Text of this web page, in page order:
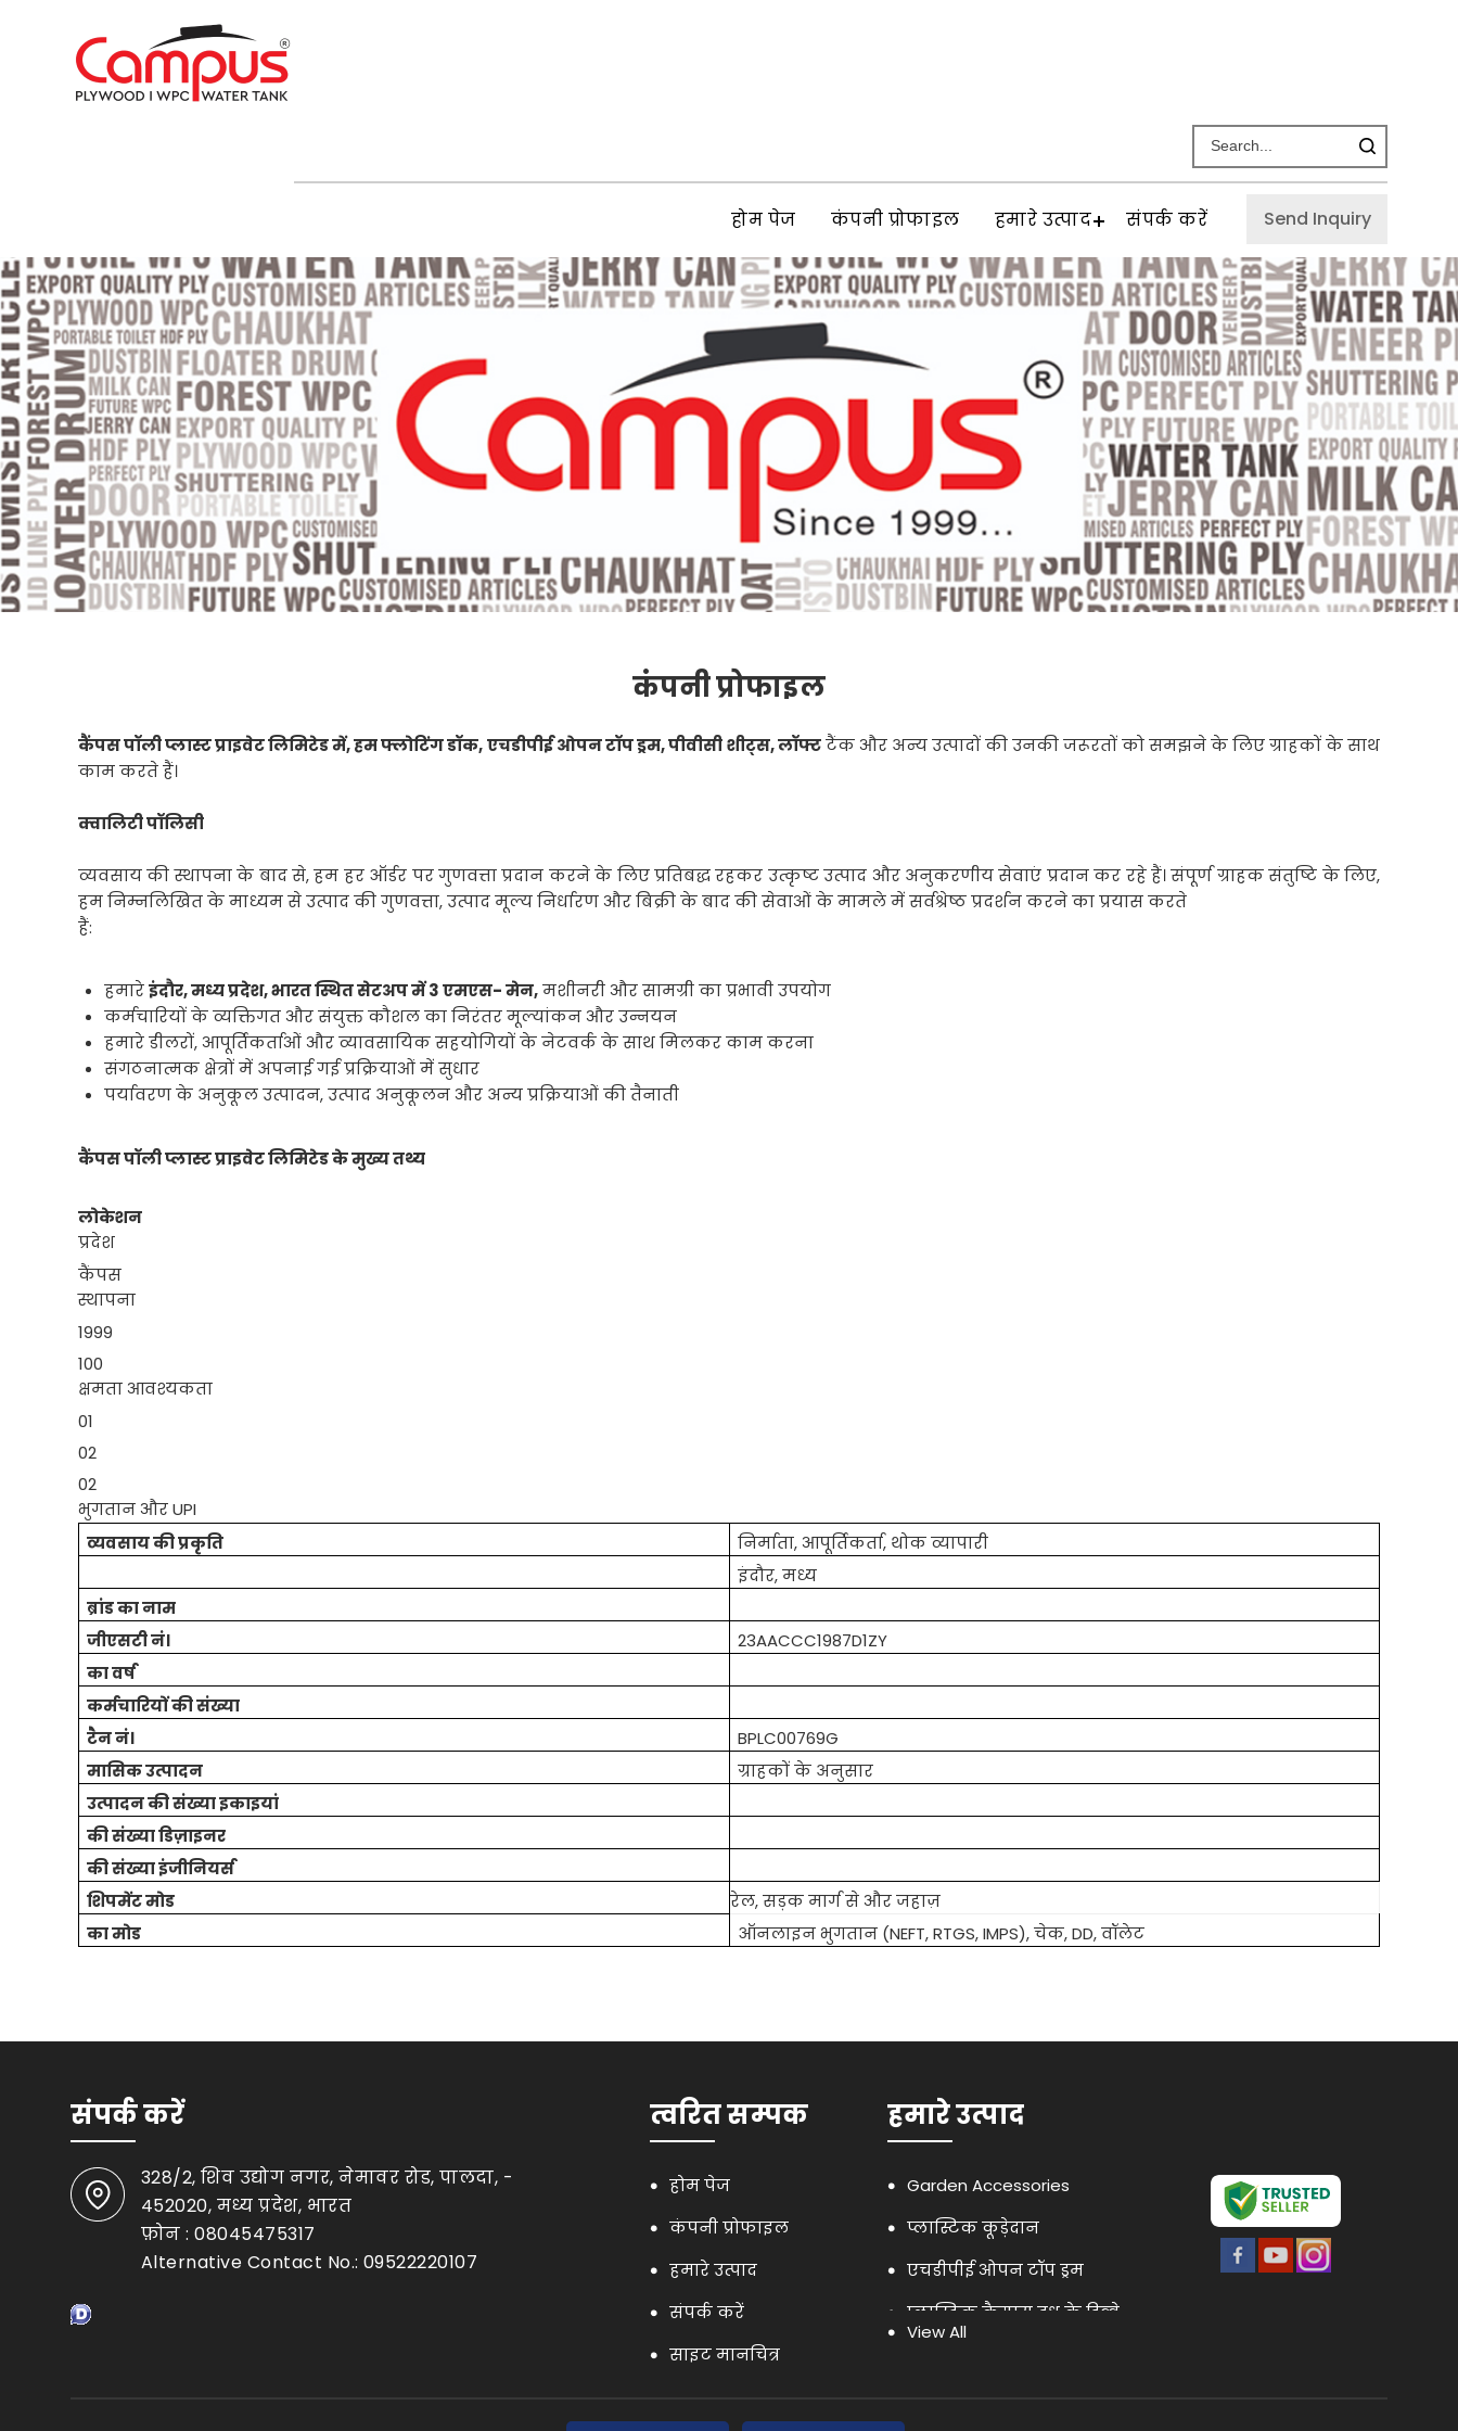
Send Inquiry
होम पेज कंपनी प्रोफाइल हमारे उत्पाद संपर्क करें
कंपनी प्रोफाइल
कैंपस पॉली प्लास्ट प्राइवेट लिमिटेड में, हम फ्लोटिंग डॉक, एचडीपीई ओपन टॉप ड्रम, पीवीसी शीट्स, लॉफ्टटैंक और अन्य उत्पादों की उनकी जरूरतों को समझने के लिए ग्राहकों के साथ
काम करते हैं।
क्वालिटी पॉलिसी
व्यवसाय की स्थापना के बाद से, हम हर ऑर्डर पर गुणवत्ता प्रदान करने के लिए प्रतिबद्ध रहकर उत्कृष्ट उत्पाद और अनुकरणीय सेवाएं प्रदान कर रहे हैं। संपूर्ण ग्राहक संतुष्टि के लिए,
हम निम्नलिखित के माध्यम से उत्पाद की गुणवत्ता, उत्पाद मूल्य निर्धारण और बिक्री के बाद की सेवाओं के मामले में सर्वश्रेष्ठ प्रदर्शन करने का प्रयास करते
हैं:
हमारेइंदौर, मध्य प्रदेश, भारत स्थित सेटअप में 3 एमएस- मेन,मशीनरी और सामग्री का प्रभावी उपयोग
कर्मचारियों के व्यक्तिगत और संयुक्त कौशल का निरंतर मूल्यांकन और उन्नयन
हमारे डीलरों, आपूर्तिकर्ताओं और व्यावसायिक सहयोगियों के नेटवर्क के साथ मिलकर काम करना
संगठनात्मक क्षेत्रों में अपनाई गई प्रक्रियाओं में सुधार
पर्यावरण के अनुकूल उत्पादन, उत्पाद अनुकूलन और अन्य प्रक्रियाओं की तैनाती
कैंपस पॉली प्लास्ट प्राइवेट लिमिटेड के मुख्य तथ्य
लोकेशन
प्रदेश
कैंपस
स्थापना
1999
100
क्षमताआवश्यकता
01
02
02
भुगतानऔर UPI
व्यवसाय की प्रकृति
निर्माता, आपूर्तिकर्ता, थोक व्यापारी
इंदौर, मध्य
ब्रांड का नाम
जीएसटी नं।
23AACCC1987D1ZY
का वर्ष
कर्मचारियों की संख्या
टैन नं।
BPLC00769G
मासिक उत्पादन
ग्राहकों के अनुसार
उत्पादन की संख्या इकाइयां
की संख्या डिज़ाइनर
की संख्या इंजीनियर्स
शिपमेंट मोड
रेल, सड़क मार्ग से और जहाज़
का मोड
ऑनलाइन भुगतान (NEFT, RTGS, IMPS), चेक, DD, वॉलेट
संपर्क करें
328/2, शिव उद्योग नगर, नेमावर रोड, पालदा, -
452020, मध्य प्रदेश, भारत
फ़ोन :08045475317
Alternative Contact No.: 09522220107
त्वरित सम्पक
होम पेज
कंपनी प्रोफाइल
हमारे उत्पाद
संपर्क करें
साइट मानचित्र
हमारे उत्पाद
Garden Accessories
प्लास्टिक कूड़ेदान
एचडीपीई ओपन टॉप ड्रम
प्लास्टिक कैम्पस दूध के डिब्बे
View All